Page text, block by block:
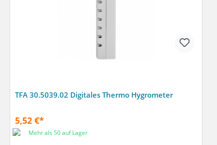
TFA 30.5039.02 Digitales Thermo Hygrometer
5,52 €*
Mehr als 50 auf Lager